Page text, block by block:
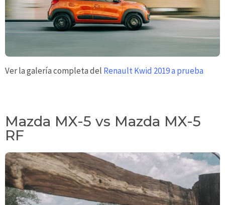
Ver la galería completa del Renault Kwid 2019 a prueba
Mazda MX-5 vs Mazda MX-5
RF